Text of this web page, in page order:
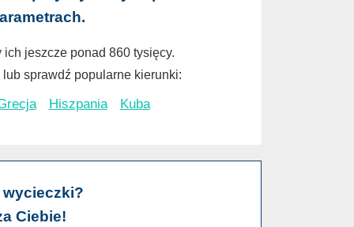
jeszcze ponad 860 tysięcy.
sprawdź popularne kierunki:
Hiszpania Kuba
wycieczki?
Ciebie!